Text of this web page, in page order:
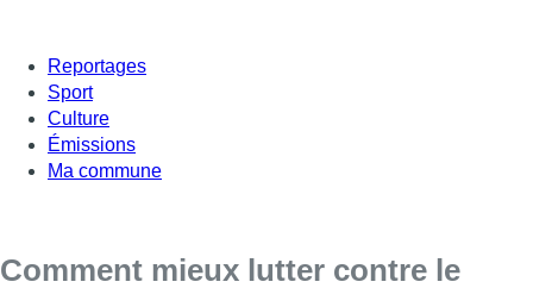
Reportages
Sport
Culture
Émissions
Ma commune
Comment mieux lutter contre le